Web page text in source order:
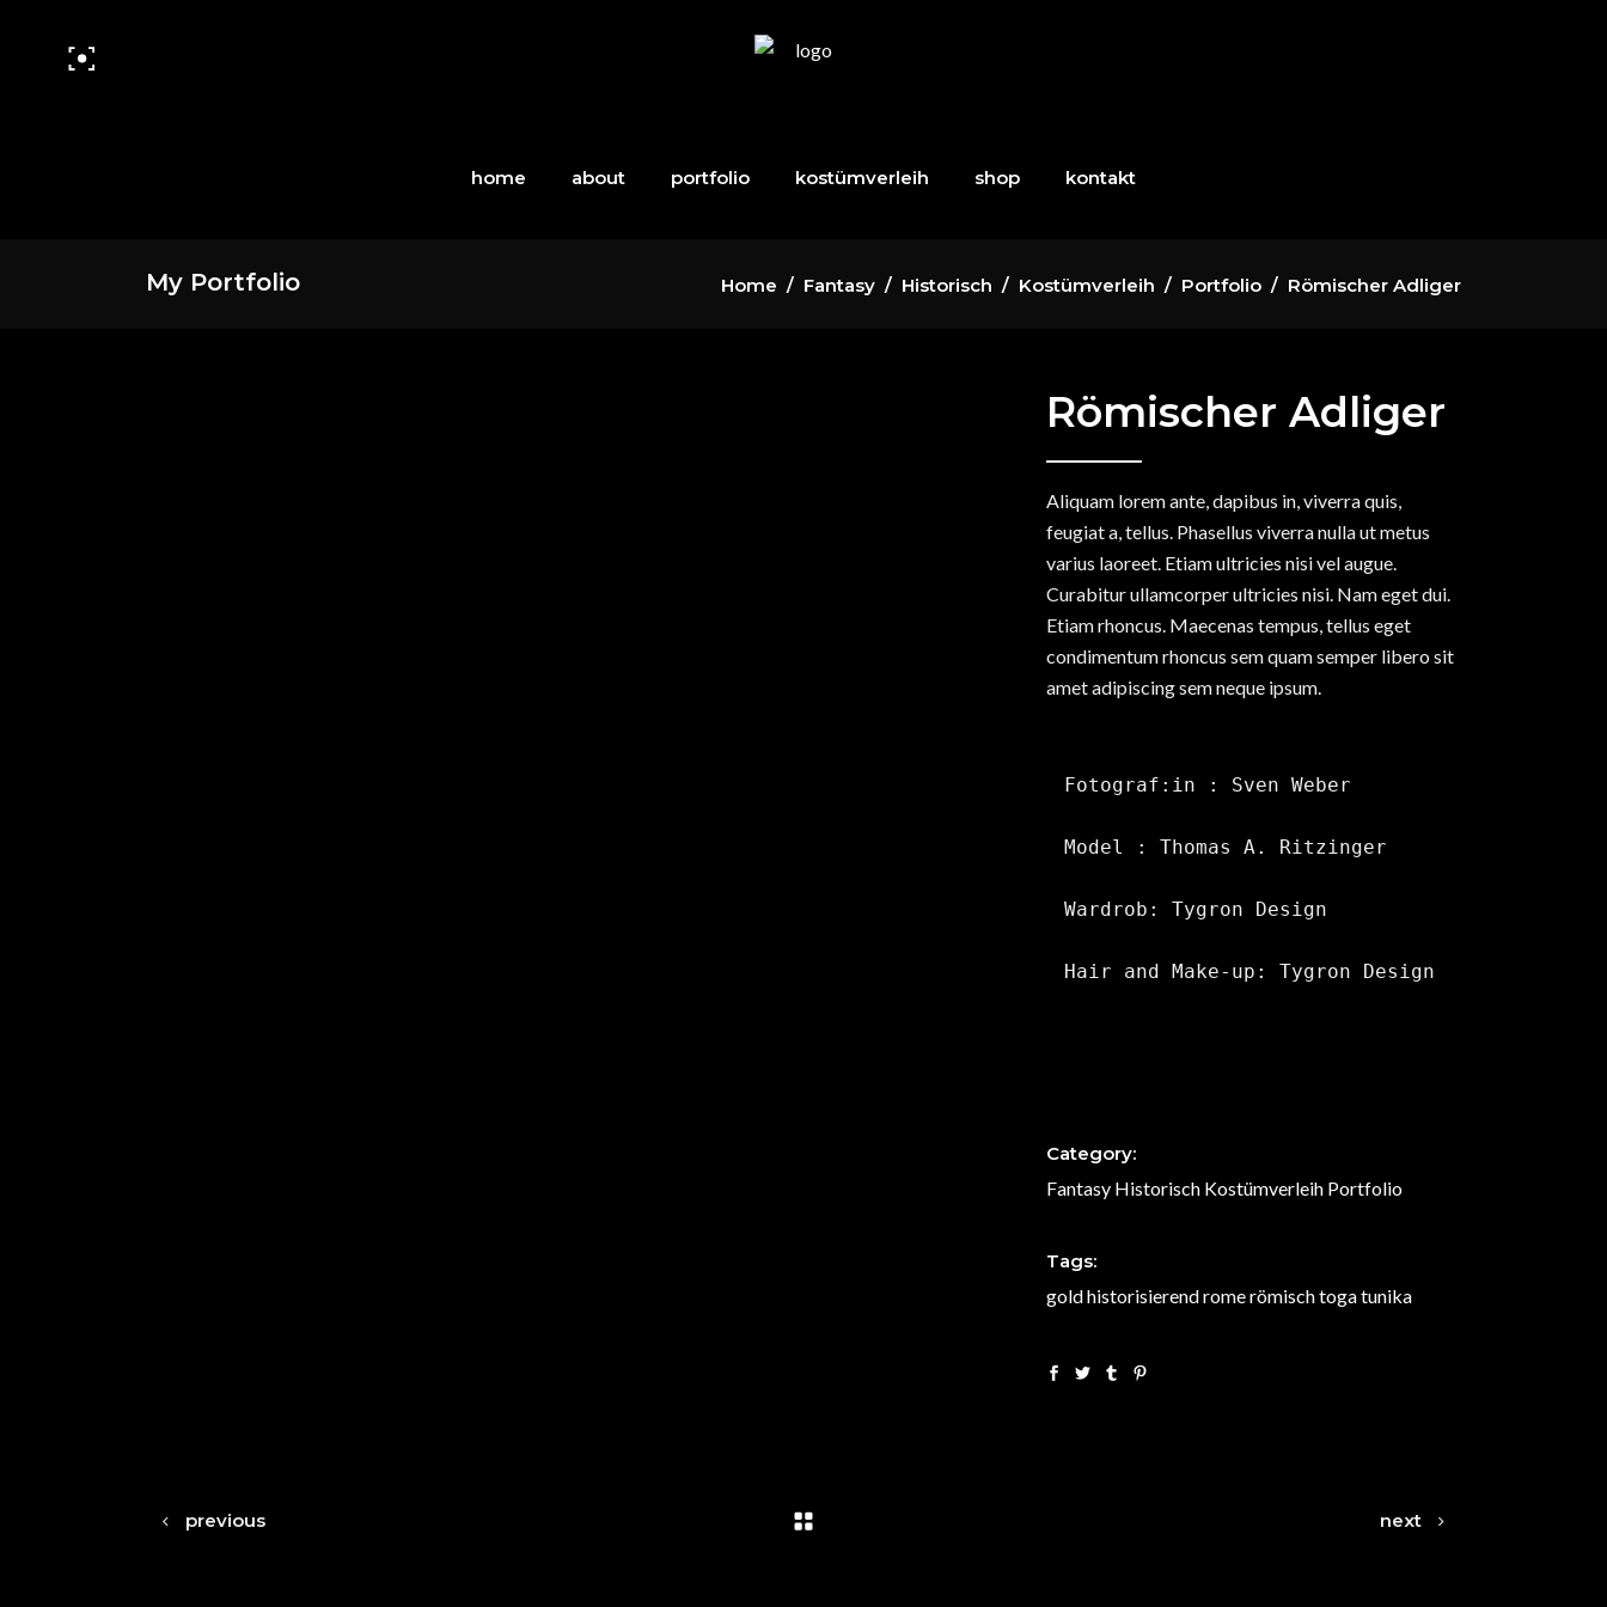
home about portfolio kostümverleih shop kontakt
My Portfolio Home / Fantasy / Historisch / Kostümverleih / Portfolio / Römischer Adliger
Römischer Adliger
Aliquam lorem ante, dapibus in, viverra quis,
feugiat a, tellus. Phasellus viverra nulla ut metus
varius laoreet. Etiam ultricies nisi vel augue.
Curabitur ullamcorper ultricies nisi. Nam eget dui.
Etiam rhoncus. Maecenas tempus, tellus eget
condimentum rhoncus sem quam semper libero sit
amet adipiscing sem neque ipsum.
Fotograf:in : Sven Weber
Model : Thomas A. Ritzinger
Wardrob: Tygron Design
Hair and Make-up: Tygron Design
Category:
Fantasy Historisch Kostümverleih Portfolio
Tags:
goldhistorisierendromerömischtogatunika
previous next